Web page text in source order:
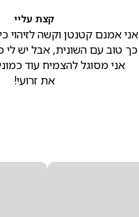
קצת עליי
אני אמנם קטנטן וקשה לזיהוי
כך טוב עם השונית, אבל יש לי
אני מסוגל להצמיח עוד
את זרועי!